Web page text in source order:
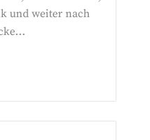
und weiter nach